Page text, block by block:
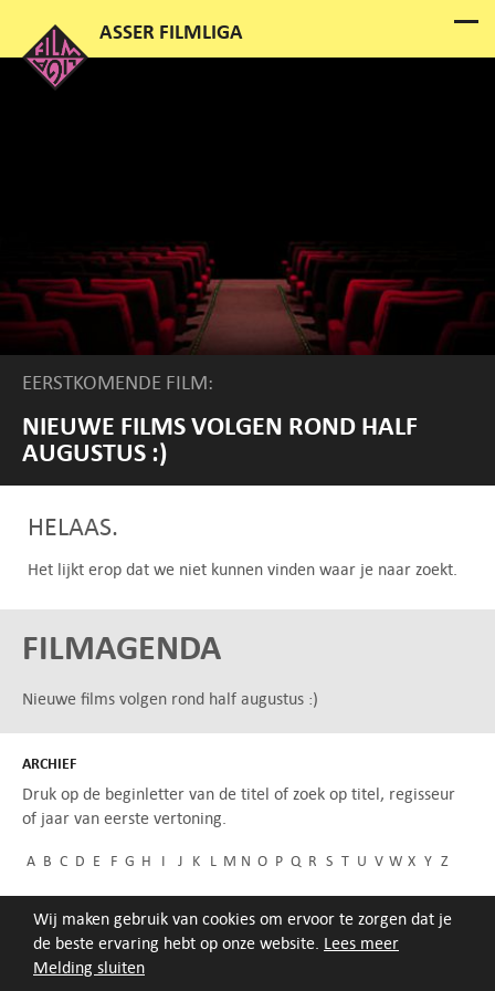
Melding sluiten
Wij maken gebruik van cookies om ervoor te zorgen dat je
de beste ervaring hebt op onze website. Lees meer
EERSTKOMENDE FILM:
NIEUWE FILMS VOLGEN ROND HALF
AUGUSTUS :)
HELAAS.
Het lijkt erop dat we niet kunnen vinden waar je naar zoekt.
FILMAGENDA
Nieuwe films volgen rond half augustus :)
ARCHIEF
Druk op de beginletter van de titel of zoek op titel, regisseur
of jaar van eerste vertoning.
A B C D E F G H I J K L M N O P Q R S T U V W X Y Z